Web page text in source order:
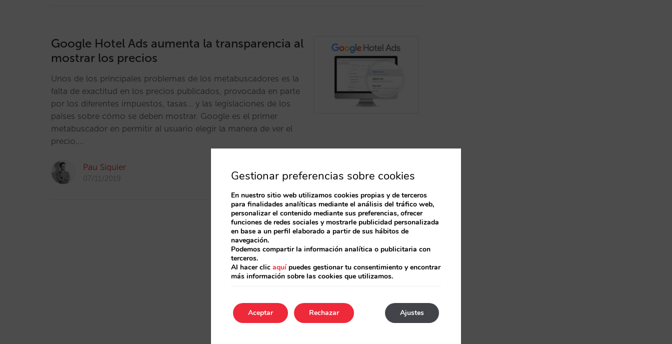
Google Hotel Ads aumenta la transparencia al
mostrar los precios
Unos de los principales problemas de los metabuscadores es la
falta de exactitud en los precios publicados, provocada en parte
por los diferentes impuestos, tasas… y las legislaciones de los
países sobre cómo se deben mostrar. Google es el primer
metabuscador en permitir al usuario elegir la manera de ver el
precio.…
Pau Siquier
07/11/2019 Gestionar preferencias sobre cookies
En nuestro sitio web utilizamos cookies propias y de terceros
para finalidades analíticas mediante el análisis del tráfico web,
personalizar el contenido mediante sus preferencias, ofrecer
funciones de redes sociales y mostrarle publicidad personalizada
en base a un perfil elaborado a partir de sus hábitos de
navegación.
Podemos compartir la información analítica o publicitaria con
terceros.
Al hacer clic aquípuedes gestionar tu consentimiento y encontrar
más información sobre las cookies que utilizamos.
Aceptar Ajustes
Rechazar